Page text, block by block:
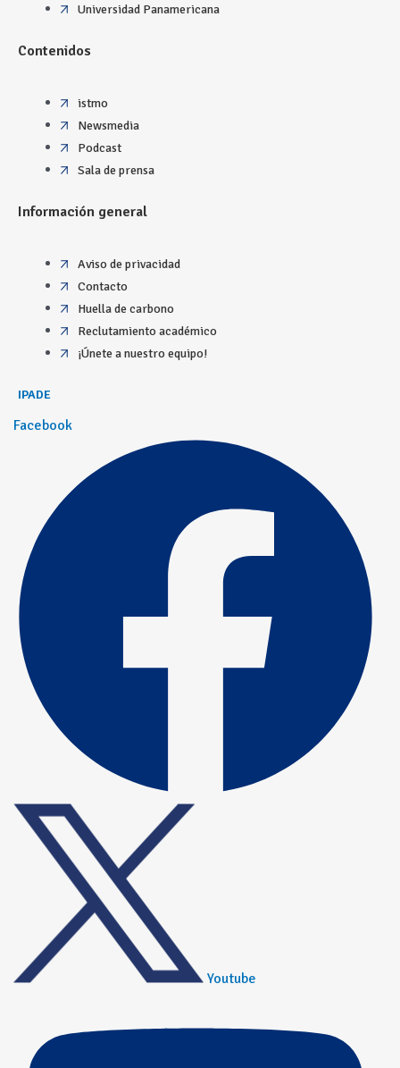
Universidad Panamericana
Contenidos
istmo
Newsmedia
Podcast
Sala de prensa
Información general
Aviso de privacidad
Contacto
Huella de carbono
Reclutamiento académico
¡Únete a nuestro equipo!
IPADE
Facebook
Youtube